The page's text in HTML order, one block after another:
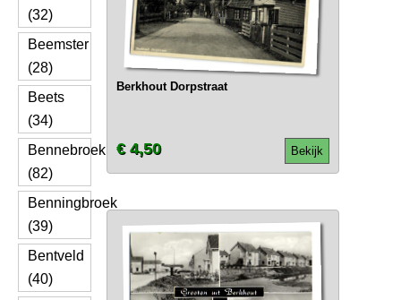
(32)
Beemster
(28)
Beets
(34)
Bennebroek
(82)
Benningbroek
(39)
Bentveld
(40)
Berkhout Dorpstraat
Bekijk
€ 4,50